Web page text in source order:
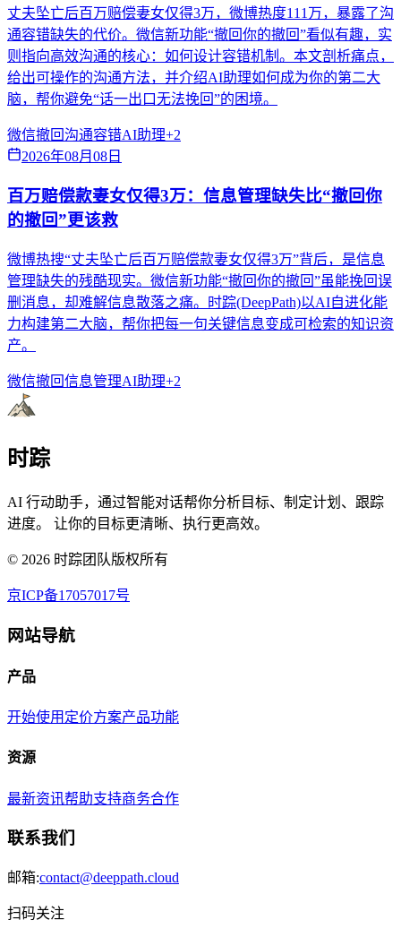
丈夫坠亡后百万赔偿妻女仅得3万，微博热度111万，暴露了沟
通容错缺失的代价。微信新功能“撤回你的撤回”看似有趣，实
则指向高效沟通的核心：如何设计容错机制。本文剖析痛点，
给出可操作的沟通方法，并介绍AI助理如何成为你的第二大
脑，帮你避免“话一出口无法挽回”的困境。
微信撤回沟通容错AI助理+2
2026年08月08日
百万赔偿款妻女仅得3万：信息管理缺失比“撤回你
的撤回”更该救
微博热搜“丈夫坠亡后百万赔偿款妻女仅得3万”背后，是信息
管理缺失的残酷现实。微信新功能“撤回你的撤回”虽能挽回误
删消息，却难解信息散落之痛。时踪(DeepPath)以AI自进化能
力构建第二大脑，帮你把每一句关键信息变成可检索的知识资
产。
微信撤回信息管理AI助理+2
时踪
AI 行动助手，通过智能对话帮你分析目标、制定计划、跟踪
进度。 让你的目标更清晰、执行更高效。
© 2026 时踪团队版权所有
京ICP备17057017号
网站导航
产品
开始使用 定价方案产品功能
资源
最新资讯帮助支持商务合作
联系我们
邮箱:contact@deeppath.cloud
扫码关注